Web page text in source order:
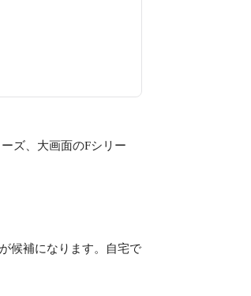
ズ、大画面のFシリー
候補になります。自宅で